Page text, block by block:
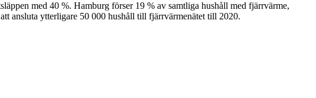
med 40 %. Hamburg förser 19 % av samtliga hushåll med fjärrvärme,
ansluta ytterligare 50 000 hushåll till fjärrvärmenätet till 2020.